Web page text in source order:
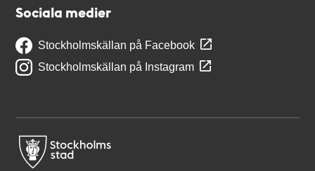
Sociala medier
Stockholmskällan på Facebook
Stockholmskällan på Instagram